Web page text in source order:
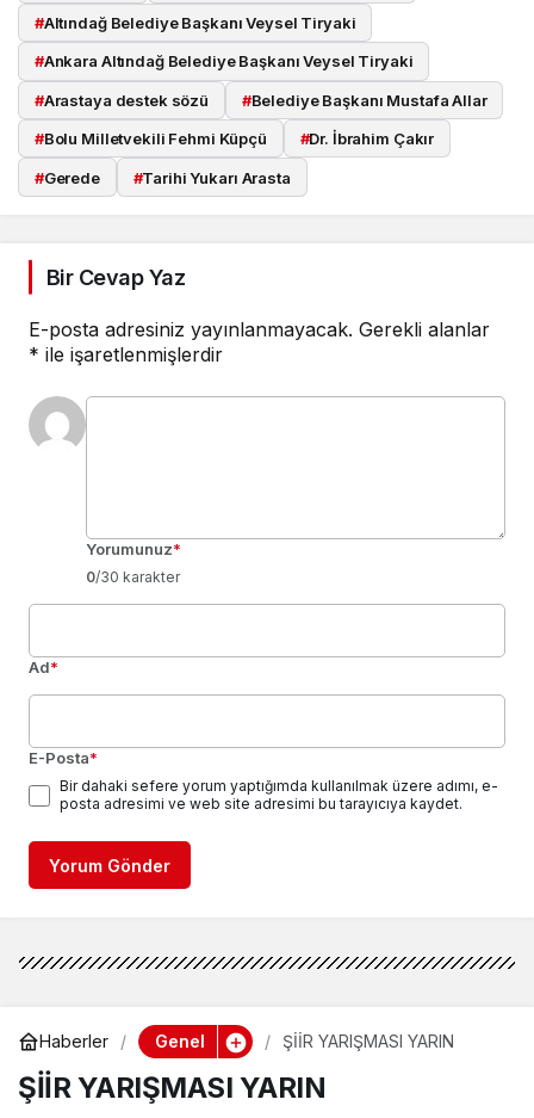
#Altındağ Belediye Başkanı Veysel Tiryaki
#Ankara Altındağ Belediye Başkanı Veysel Tiryaki
#Arastaya destek sözü #Belediye Başkanı Mustafa Allar
#Bolu Milletvekili Fehmi Küpçü #Dr. İbrahim Çakır
#Gerede #Tarihi Yukarı Arasta
Bir Cevap Yaz
E-posta adresiniz yayınlanmayacak. Gerekli alanlar
* ile işaretlenmişlerdir
Yorumunuz*
0/30 karakter
Ad*
E-Posta*
Bir dahaki sefere yorum yaptığımda kullanılmak üzere adımı, e-
posta adresimi ve web site adresimi bu tarayıcıya kaydet.
Yorum Gönder
Haberler Genel ŞİİR YARIŞMASI YARIN
ŞİİR YARIŞMASI YARIN